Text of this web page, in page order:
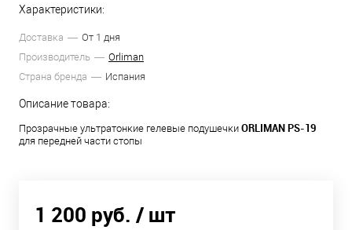
Характеристики:
Доставка
От 1 дня
Производитель
Orliman
Страна бренда
Испания
Описание товара:
Прозрачные ультратонкие гелевые подушечки ORLIMAN PS-19
для передней части стопы
1 200 руб. / шт